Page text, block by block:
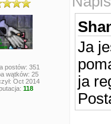
postów: 351
wątków: 25
Oct 2014
118
Ja
ja